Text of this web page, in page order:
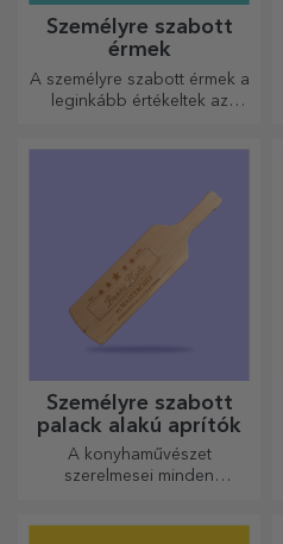
Személyre szabott
érmek
A személyre szabott érmek a
leginkább értékeltek az
Személyre szabott
palack alakú aprítók
A konyhaművészet
szerelmesei minden